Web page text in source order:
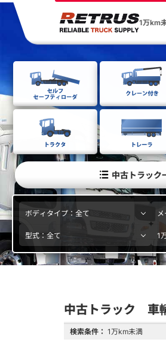
1万km
中古トラック
中古トラック 車
検索条件： 1万km未満